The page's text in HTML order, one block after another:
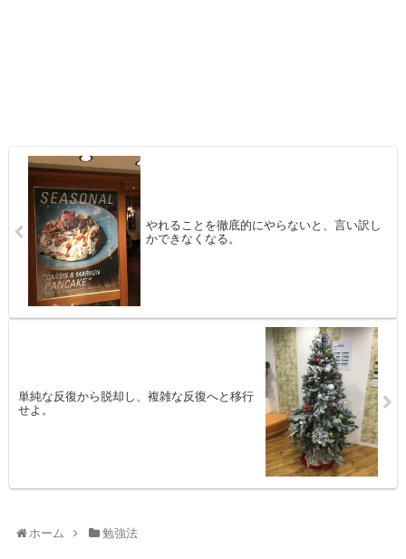
やれることを徹底的にやらないと、言い訳し
かできなくなる。
単純な反復から脱却し、複雑な反復へと移行
せよ。
ホーム 勉強法